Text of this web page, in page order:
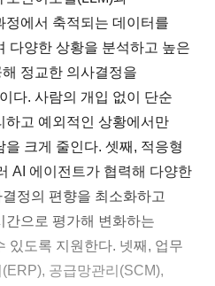
정에서 축적되는 데이터를
다양한 상황을 분석하고 높은
정교한 의사결정을
다. 사람의 개입 없이 단순
하고 예외적인 상황에서만
크게 줄인다. 셋째, 적응형
AI 에이전트가 협력해 다양한
정의 편향을 최소화하고
간으로 평가해 변화하는
있도록 지원한다. 넷째, 업무
공급망관리(SCM),